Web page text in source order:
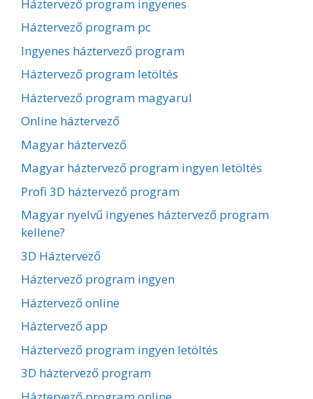
Háztervező program ingyenes
Háztervező program pc
Ingyenes háztervező program
Háztervező program letöltés
Háztervező program magyarul
Online háztervező
Magyar háztervező
Magyar háztervező program ingyen letöltés
Profi 3D háztervező program
Magyar nyelvű ingyenes háztervező program
kellene?
3D Háztervező
Háztervező program ingyen
Háztervező online
Háztervező app
Háztervező program ingyen letöltés
3D háztervező program